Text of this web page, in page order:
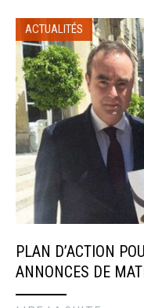
ACTUALITÉS
PLAN D’ACTION
ANNONCES DE